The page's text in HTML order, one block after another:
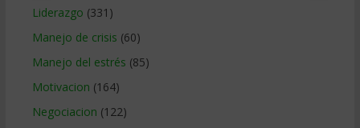
Liderazgo (331)
Manejo de crisis (60)
Manejo del estrés (85)
Motivacion (164)
Negociacion (122)